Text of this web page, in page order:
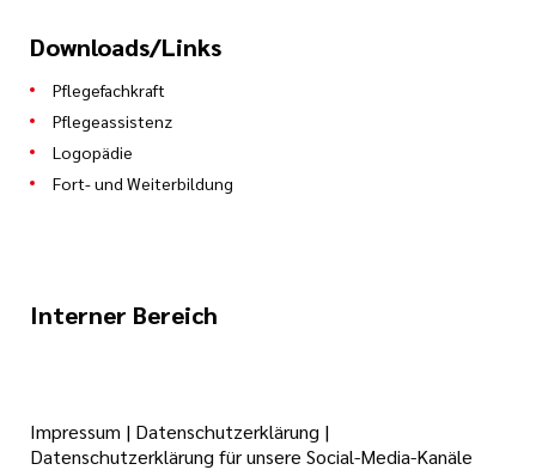
Downloads/Links
Pflegefachkraft
Pflegeassistenz
Logopädie
Fort- und Weiterbildung
Interner Bereich
Impressum | Datenschutzerklärung |
Datenschutzerklärung für unsere Social-Media-Kanäle